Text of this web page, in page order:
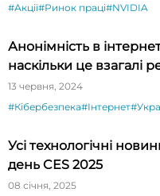
#Акції#Ринок праці#NVIDIA
Анонімність в
наскільки це взагалі
13 червня, 2024
#Кібербезпека#Інтернет
Усі технологічні
день CES 2025
08 січня, 2025